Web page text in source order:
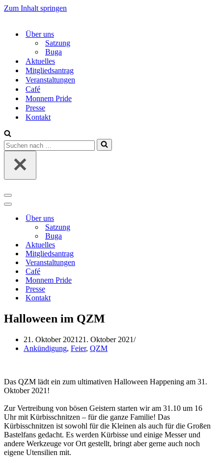
Zum Inhalt springen
Über uns
Satzung
Buga
Aktuelles
Mitgliedsantrag
Veranstaltungen
Café
Monnem Pride
Presse
Kontakt
Suchen
nach …
Navigations-
Menü
Navigations-
Über uns
Satzung
Buga
Aktuelles
Mitgliedsantrag
Veranstaltungen
Café
Monnem Pride
Presse
Kontakt
Halloween im QZM
21. Oktober 2021 21. Oktober 2021
Ankündigung, Feier, QZM
Das QZM lädt ein zum ultimativen Halloween Happening am 31.
Oktober 2021!
Zur Vertreibung von bösen Geistern starten wir am 31.10 um 16
Uhr mit Kürbisschnitzen – für die ganze Familie! Das
Kürbisschnitzen ist sowohl für die Kleinen als auch für die Großen
Bastelfans gedacht. Es werden Kürbisse und einige Messer und
andere Werkzeuge vor Ort gestellt, bringt aber gerne auch noch
eigene Utensilien mit.